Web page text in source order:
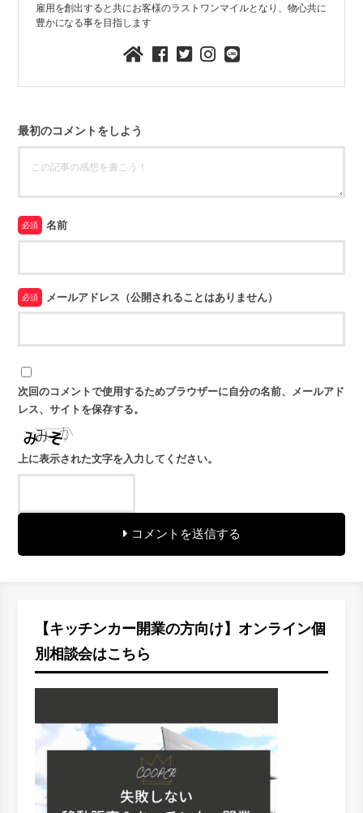
雇用を創出すると共にお客様のラストワンマイルとなり、物心共に
豊かになる事を目指します
最初のコメントをしよう
必須 名前
必須 メールアドレス（公開されることはありません）
次回のコメントで使用するためブラウザーに自分の名前、メールアド
レス、サイトを保存する。
上に表示された文字を入力してください。
コメントを送信する
【キッチンカー開業の方向け】オンライン個
別相談会はこちら